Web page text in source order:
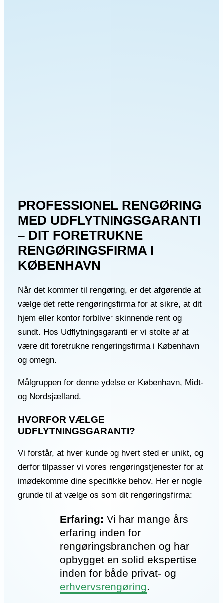
PROFESSIONEL RENGØRING
MED UDFLYTNINGSGARANTI
– DIT FORETRUKNE
RENGØRINGSFIRMA I
KØBENHAVN
Når det kommer til rengøring, er det afgørende at
vælge det rette rengøringsfirma for at sikre, at dit
hjem eller kontor forbliver skinnende rent og
sundt. Hos Udflytningsgaranti er vi stolte af at
være dit foretrukne rengøringsfirma i København
og omegn.
Målgruppen for denne ydelse er København, Midt-
og Nordsjælland.
HVORFOR VÆLGE
UDFLYTNINGSGARANTI?
Vi forstår, at hver kunde og hvert sted er unikt, og
derfor tilpasser vi vores rengøringstjenester for at
imødekomme dine specifikke behov. Her er nogle
grunde til at vælge os som dit rengøringsfirma:
Erfaring: Vi har mange års
erfaring inden for
rengøringsbranchen og har
opbygget en solid ekspertise
inden for både privat- og
erhvervsrengøring.